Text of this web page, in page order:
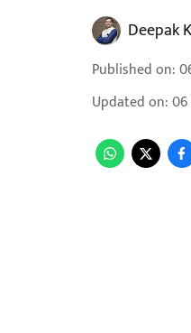
Deepak
Published on:
Updated on:06